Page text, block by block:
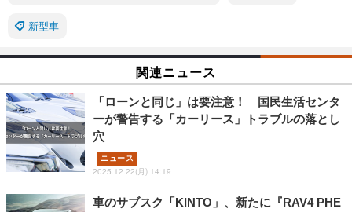
新型車
関連ニュース
「ローンと同じ」は要注意！ 国民生活センタ
ーが警告する「カーリース」トラブルの落とし
穴
ニュース
2025.12.22(月) 14:19
車のサブスク「KINTO」、新たに『RAV4 PHE